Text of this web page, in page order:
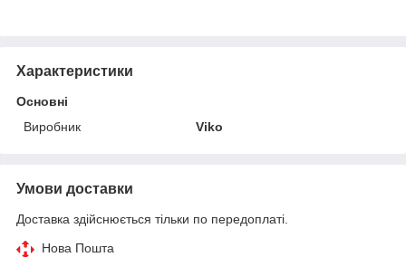
Характеристики
Основні
Виробник
Viko
Умови доставки
Доставка здійснюється тільки по передоплаті.
Нова Пошта